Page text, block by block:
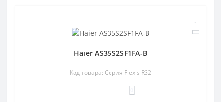
Haier AS35S2SF1FA-B
Код товара: Серия Flexis R32